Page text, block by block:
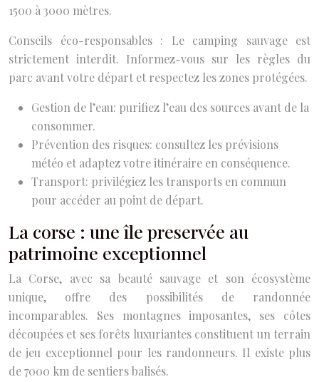
1500 à 3000 mètres.
Conseils éco-responsables : Le camping sauvage est
strictement interdit. Informez-vous sur les règles du
parc avant votre départ et respectez les zones protégées.
Gestion de l’eau: purifiez l’eau des sources avant de la
consommer.
Prévention des risques: consultez les prévisions
météo et adaptez votre itinéraire en conséquence.
Transport: privilégiez les transports en commun
pour accéder au point de départ.
La corse : une île preservée au
patrimoine exceptionnel
La Corse, avec sa beauté sauvage et son écosystème
unique, offre des possibilités de randonnée
incomparables. Ses montagnes imposantes, ses côtes
découpées et ses forêts luxuriantes constituent un terrain
de jeu exceptionnel pour les randonneurs. Il existe plus
de 7000 km de sentiers balisés.